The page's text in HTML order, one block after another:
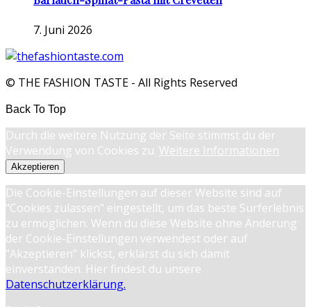
7. Juni 2026
© THE FASHION TASTE - All Rights Reserved
Back To Top
Durch die weitere Nutzung der Seite stimmst du der
Verwendung von Cookies zu. Weitere Informationen
Akzeptieren
Die Cookie-Einstellungen auf dieser Website sind auf
"Cookies zulassen" eingestellt, um das beste Surferlebnis
zu ermöglichen. Wenn du diese Website ohne Änderung
der Cookie-Einstellungen verwendest oder auf
"Akzeptieren" klickst, erklärst du sich damit
einverstanden. Hier findest du unsere
Datenschutzerklärung.